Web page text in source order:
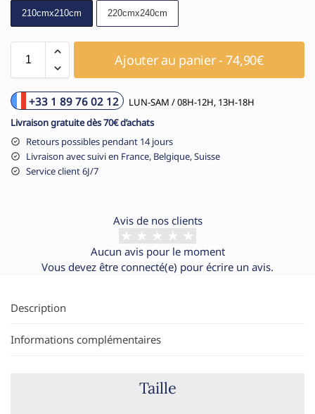
210cmx210cm 220cmx240cm
Ajouter au panier - 74,90€
+33 1 89 76 02 12
LUN-SAM / 08H-12H, 13H-18H
Livraison gratuite dès 70€ d’achats
Retours possibles pendant 14 jours
Livraison avec suivi en France, Belgique, Suisse
Service client 6J/7
Avis de nos clients
Aucun avis pour le moment
Vous devez être connecté(e) pour écrire un avis.
Description
Informations complémentaires
Taille